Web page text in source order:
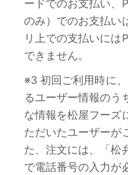
ードでのお支払い、
のみ）でのお支払い
リ上での支払いには
できません。
※3 初回ご利用時に
るユーザー情報のう
な情報を松屋フーズ
ただいたユーザーが
た、注文には、「松
で電話番号の入力が